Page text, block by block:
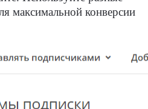
максимальной конверсии